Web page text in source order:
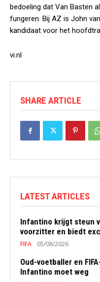
bedoeling dat Van Basten
fungeren. Bij AZ is John
kandidaat voor het
vi.nl
SHARE ARTICLE
LATEST ARTICLES
Infantino krijgt steun
voorzitter en biedt
FIFA 05/08/2026
Oud-voetballer en
Infantino moet weg